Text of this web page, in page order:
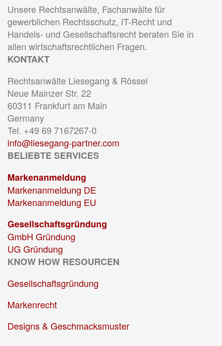
Unsere Rechtsanwälte, Fachanwälte für
gewerblichen Rechtsschutz, IT-Recht und
Handels- und Gesellschaftsrecht beraten Sie in
allen wirtschaftsrechtlichen Fragen.
KONTAKT
Rechtsanwälte Liesegang & Rössel
Neue Mainzer Str. 22
60311 Frankfurt am Main
Germany
Tel. +49 69 7167267-0
info@liesegang-partner.com
BELIEBTE SERVICES
Markenanmeldung
Markenanmeldung DE
Markenanmeldung EU
Gesellschaftsgründung
GmbH Gründung
UG Gründung
KNOW HOW RESOURCEN
Gesellschaftsgründung
Markenrecht
Designs & Geschmacksmuster